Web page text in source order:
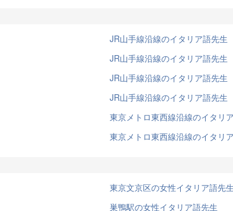
JR山手線沿線のイタリア語先生
JR山手線沿線のイタリア語先生
JR山手線沿線のイタリア語先生
JR山手線沿線のイタリア語先生
東京メトロ東西線沿線のイタリ
東京メトロ東西線沿線のイタリ
東京文京区の女性イタリア語先
巣鴨駅の女性イタリア語先生